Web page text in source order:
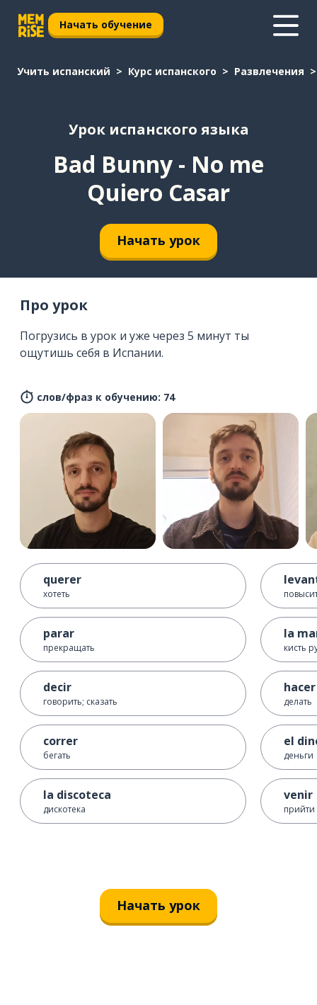
Начать обучение
Учить испанский Курс испанского Развлечения
Урок испанского языка
Bad Bunny - No me
Quiero Casar
Начать урок
Про урок
Погрузись в урок и уже через 5 минут ты
ощутишь себя в Испании.
слов/фраз к обучению: 74
querer
хотеть
parar
прекращать
decir
говорить; сказать
correr
бегать
la discoteca
дискотека
la
кисть
hacer
делать
el
деньги
venir
прийти
Начать урок